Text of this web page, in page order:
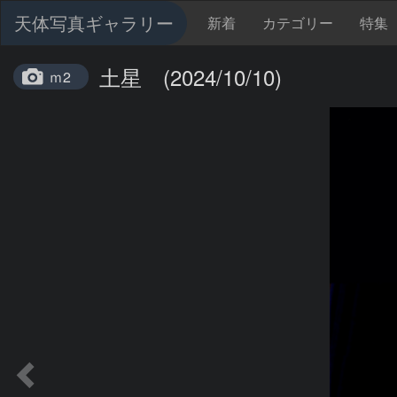
天体写真ギャラリー 新着 カテゴリー 特集
ｍ2 土星 (2024/10/10)